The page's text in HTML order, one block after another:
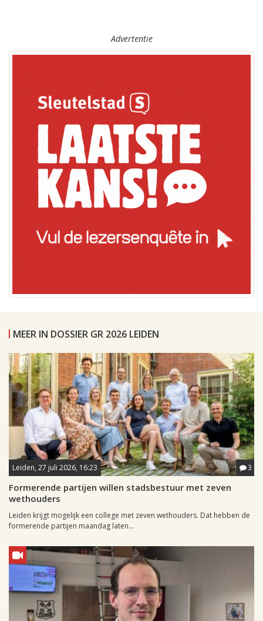
Advertentie
MEER IN DOSSIER GR 2026 LEIDEN
Leiden, 27 juli 2026, 16:23 3
Formerende partijen willen stadsbestuur met zeven
wethouders
Leiden krijgt mogelijk een college met zeven wethouders. Dat hebben de
formerende partijen maandag laten...